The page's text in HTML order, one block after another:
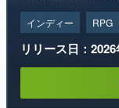
インディー RPG
リリース日：